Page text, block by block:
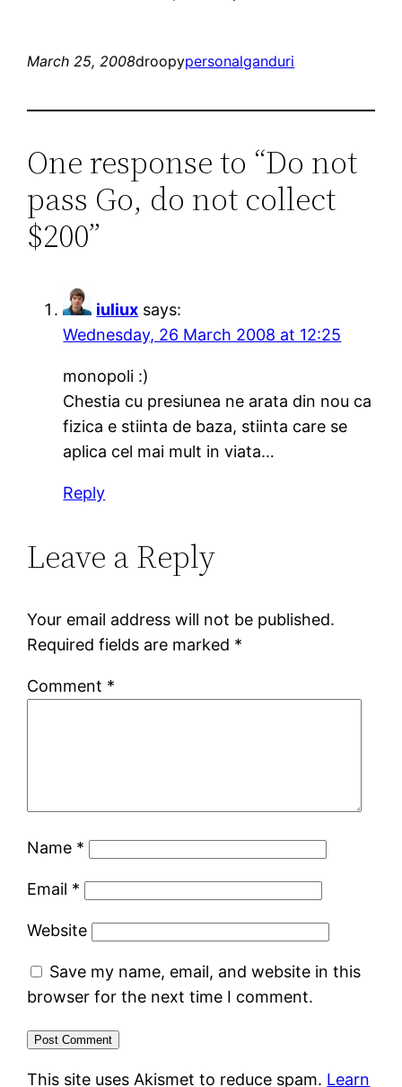
March 25, 2008droopypersonalganduri
One response to “Do not
pass Go, do not collect
$200”
iuliux says:
Wednesday, 26 March 2008 at 12:25
monopoli :)
Chestia cu presiunea ne arata din nou ca
fizica e stiinta de baza, stiinta care se
aplica cel mai mult in viata…
Reply
Leave a Reply
Your email address will not be published.
Required fields are marked *
Comment *
Name *
Email *
Website
Save my name, email, and website in this
browser for the next time I comment.
This site uses Akismet to reduce spam. Learn